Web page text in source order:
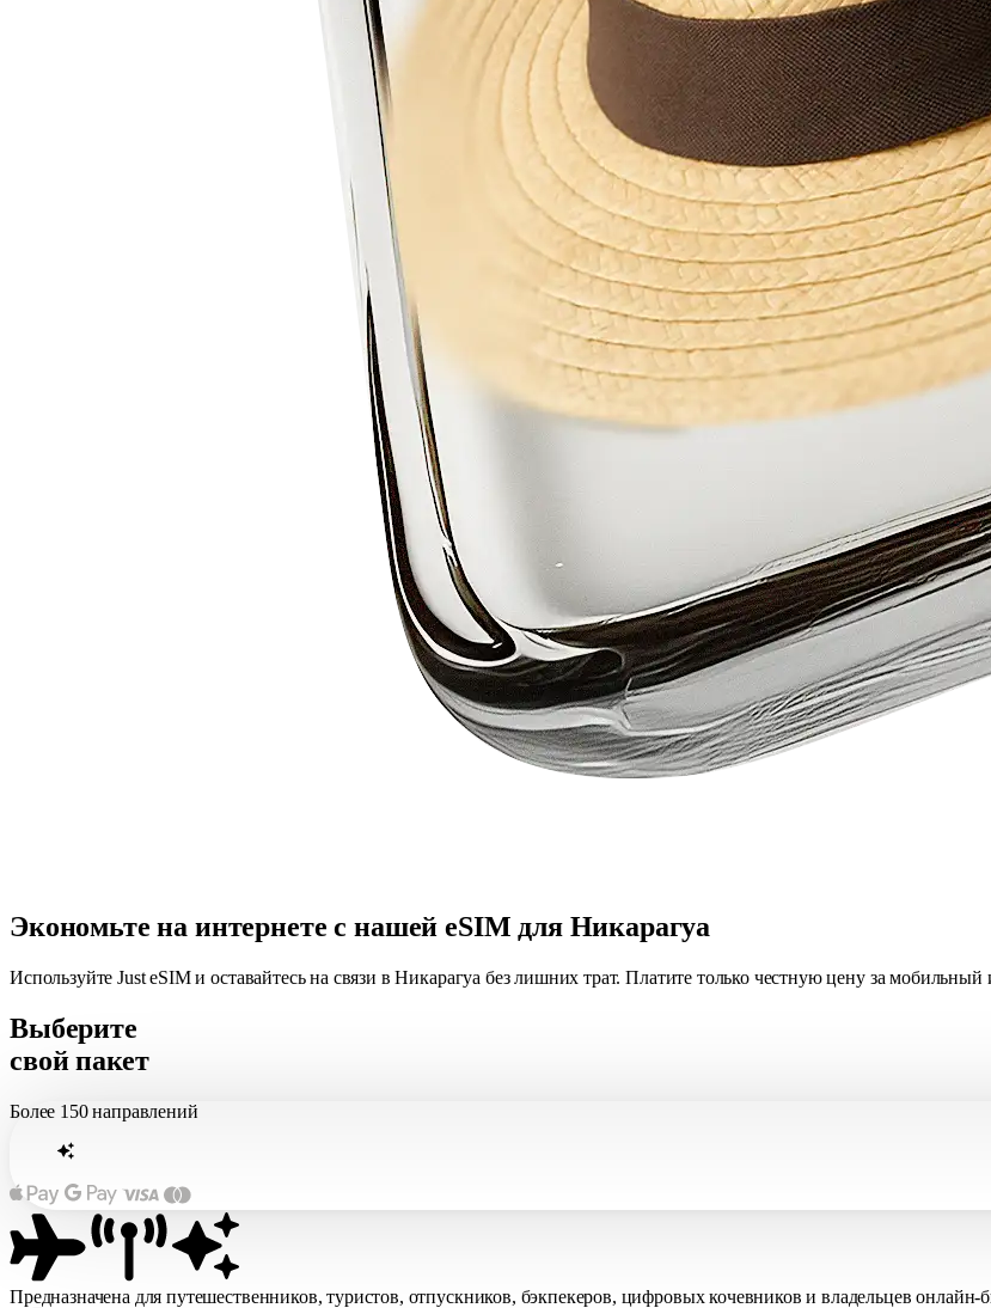
Экономьте на интернете с нашей eSIM для Никарагуа
Используйте Just eSIM и оставайтесь на связи в Никарагуа без лишних трат. Платите только честную цену за
Выберите
свой пакет
Более 150 направлений
Предназначена для путешественников, туристов, отпускников, бэкпекеров, цифровых кочевников и владельцев онлайн-